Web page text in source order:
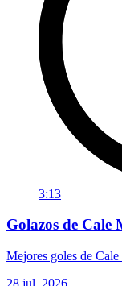
3:13
Golazos de Cale
Mejores goles de
28 jul. 2026